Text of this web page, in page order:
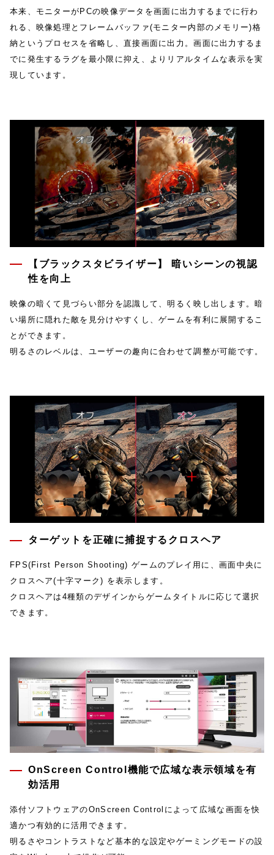
本来、モニターがPCの映像データを画面に出力するまでに行わ
れる、映像処理とフレームバッファ(モニター内部のメモリー)格
納というプロセスを省略し、直接画面に出力。画面に出力するま
でに発生するラグを最小限に抑え、よりリアルタイムな表示を実
現しています。
【ブラックスタビライザー】 暗いシーンの視認
性を向上
映像の暗くて見づらい部分を認識して、明るく映し出します。暗
い場所に隠れた敵を見分けやすくし、ゲームを有利に展開するこ
とができます。
明るさのレベルは、ユーザーの趣向に合わせて調整が可能です。
ターゲットを正確に捕捉するクロスヘア
FPS(First Person Shooting) ゲームのプレイ用に、画面中央に
クロスヘア(十字マーク) を表示します。
クロスヘアは4種類のデザインからゲームタイトルに応じて選択
できます。
OnScreen Control機能で広域な表示領域を有
効活用
添付ソフトウェアのOnScreen Controlによって広域な画面を快
適かつ有効的に活用できます。
明るさやコントラストなど基本的な設定やゲーミングモードの設